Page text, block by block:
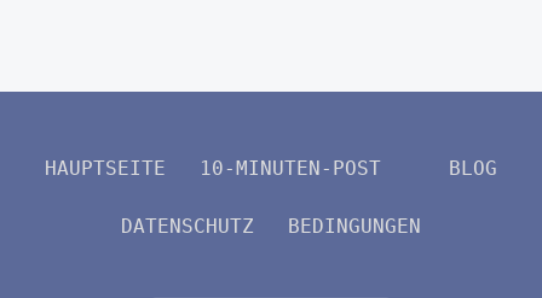
HAUPTSEITE 10-MINUTEN-POST BLOG
DATENSCHUTZ BEDINGUNGEN